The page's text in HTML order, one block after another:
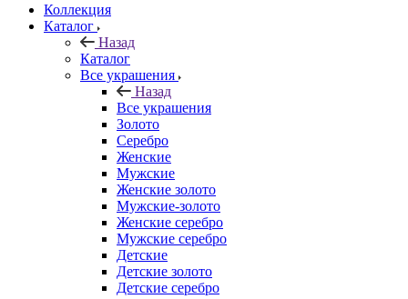
Коллекция
Каталог
Назад
Каталог
Все украшения
Назад
Все украшения
Золото
Серебро
Женские
Мужские
Женские золото
Мужские-золото
Женские серебро
Мужские серебро
Детские
Детские золото
Детские серебро